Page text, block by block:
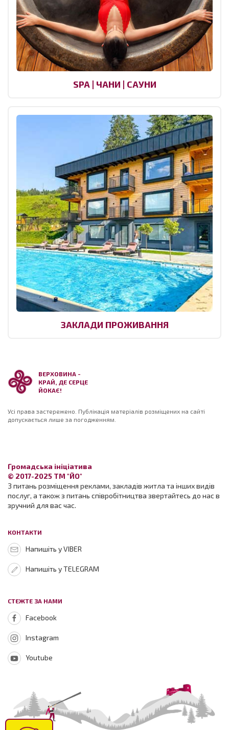
SPA | ЧАНИ | САУНИ
ЗАКЛАДИ ПРОЖИВАННЯ
ВЕРХОВИНА -
КРАЙ, ДЕ СЕРЦЕ
ЙОКАЄ!
Усі права застережено. Публікація матеріалів розміщених на сайті
допускається лише за погодженням.
Громадська ініціатива
© 2017-2025 ТМ "ЙО"
З питань розміщення реклами, закладів житла та інших видів
послуг, а також з питань співробітництва звертайтесь до нас в
зручний для вас час.
КОНТАКТИ
Напишіть у VIBER
Напишіть у TELEGRAM
СТЕЖТЕ ЗА НАМИ
Facebook
Instagram
Youtube